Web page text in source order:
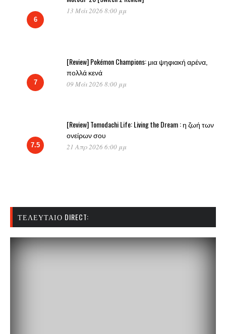
6
13 Μάι 2026 8:00 μμ
7
[Review] Pokémon Champions: μια ψηφιακή αρένα,
πολλά κενά
09 Μάι 2026 8:00 μμ
7.5
[Review] Tomodachi Life: Living the Dream : η ζωή των
ονείρων σου
21 Απρ 2026 6:00 μμ
ΤΕΛΕΥΤΑΊΟ DIRECT: